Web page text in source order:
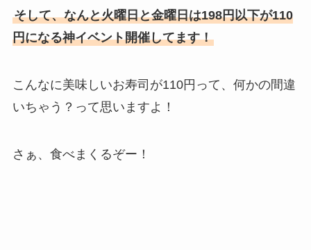
そして、なんと火曜日と金曜日は198円以下が110
円になる神イベント開催してます！
こんなに美味しいお寿司が110円って、何かの間違
いちゃう？って思いますよ！
さぁ、食べまくるぞー！